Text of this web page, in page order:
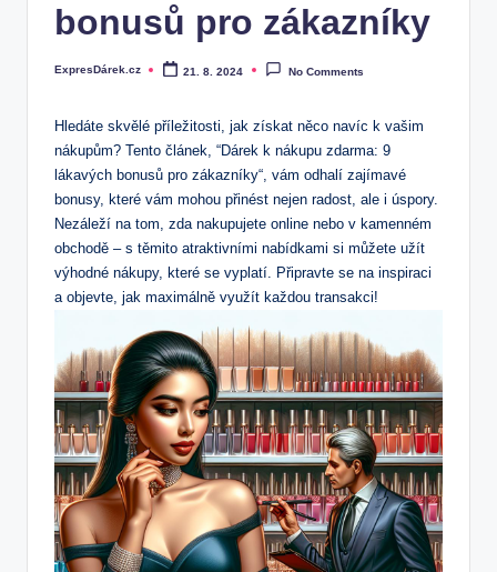
bonusů pro zákazníky
Posted
ExpresDárek.cz 21. 8. 2024 No Comments
Hledáte skvělé ‍příležitosti, jak získat něco navíc k vašim
nákupům? Tento článek, ⁣“Dárek k nákupu zdarma: 9
lákavých bonusů pro zákazníky“, vám odhalí ⁢zajímavé
bonusy,‍ které vám mohou přinést nejen radost,‌ ale ‌i ​úspory.
Nezáleží na tom, zda‌ nakupujete online⁤ nebo ​v kamenném
obchodě – s těmito atraktivními nabídkami si můžete užít
výhodné nákupy, ​které‌ se vyplatí. ⁣Připravte se ⁣na inspiraci
a objevte, jak maximálně využít každou transakci!